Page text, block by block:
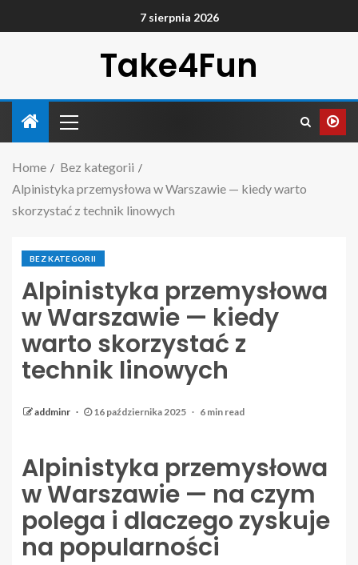
7 sierpnia 2026
Take4Fun
Home
Bez kategorii
Alpinistyka przemysłowa w Warszawie — kiedy warto
skorzystać z technik linowych
BEZ KATEGORII
Alpinistyka przemysłowa
w Warszawie — kiedy
warto skorzystać z
technik linowych
addminr 16 października 2025 6 min read
Alpinistyka przemysłowa
w Warszawie — na czym
polega i dlaczego zyskuje
na popularności